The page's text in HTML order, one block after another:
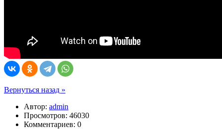
Вернуться назад »
Автор: admin
Просмотров: 46030
Комментариев: 0